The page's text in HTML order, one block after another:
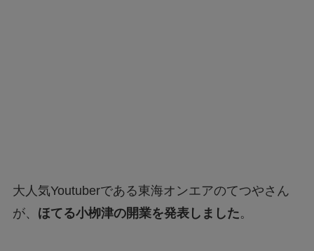
大人気Youtuberである東海オンエアのてつやさん
が、 ほてる小栁津の開業を発表しました。